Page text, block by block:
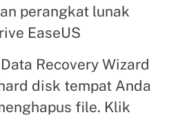
perangkat lunak
EaseUS
Recovery Wizard
disk tempat Anda
file. Klik